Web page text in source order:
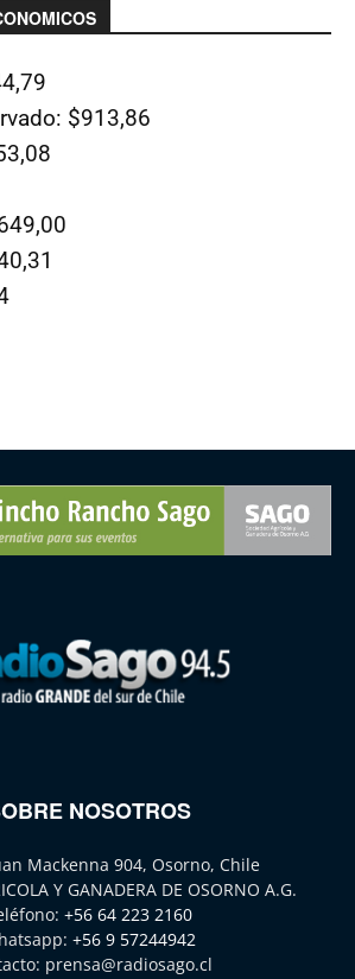
$913,86
NOSOTROS
Mackenna 904, Osorno, Chile
Y GANADERA DE OSORNO A.G.
+56 64 223 2160
+56 9 57244942
prensa@radiosago.cl